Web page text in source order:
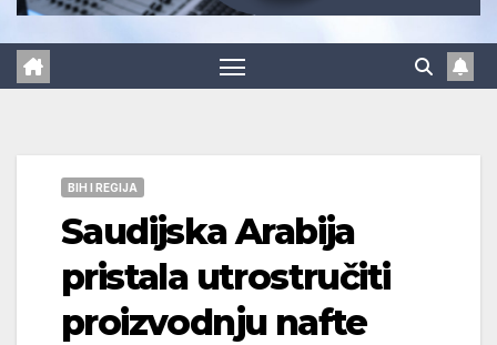
BIH I REGIJA
Saudijska Arabija
pristala utrostručiti
proizvodnju nafte